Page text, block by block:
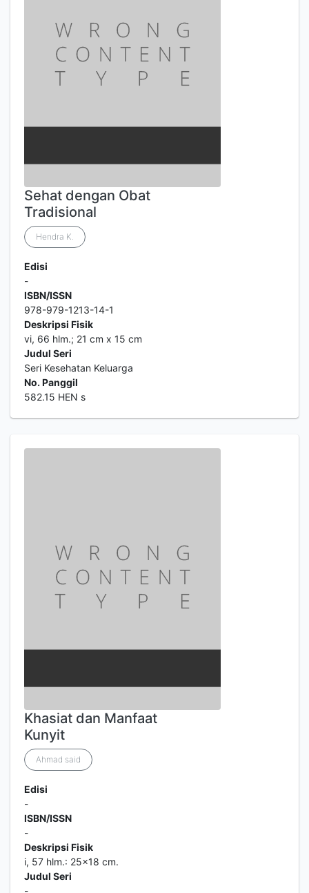
Sehat dengan Obat
Tradisional
Hendra K.
Edisi
-
ISBN/ISSN
978-979-1213-14-1
Deskripsi Fisik
vi, 66 hlm.; 21 cm x 15 cm
Judul Seri
Seri Kesehatan Keluarga
No. Panggil
582.15 HEN s
Khasiat dan Manfaat
Kunyit
Ahmad said
Edisi
-
ISBN/ISSN
-
Deskripsi Fisik
i, 57 hlm.: 25x18 cm.
Judul Seri
-